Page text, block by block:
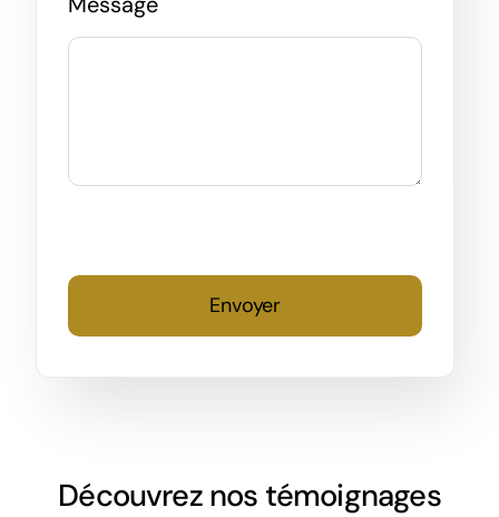
Envoyer
Découvrez nos témoignages